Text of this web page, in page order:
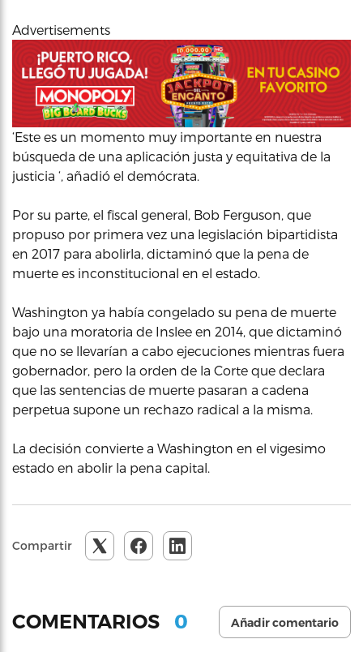
Advertisements
‘Este es un momento muy importante en nuestra
búsqueda de una aplicación justa y equitativa de la
justicia ‘, añadió el demócrata.
Por su parte, el fiscal general, Bob Ferguson, que
propuso por primera vez una legislación bipartidista
en 2017 para abolirla, dictaminó que la pena de
muerte es inconstitucional en el estado.
Washington ya había congelado su pena de muerte
bajo una moratoria de Inslee en 2014, que dictaminó
que no se llevarían a cabo ejecuciones mientras fuera
gobernador, pero la orden de la Corte que declara
que las sentencias de muerte pasaran a cadena
perpetua supone un rechazo radical a la misma.
La decisión convierte a Washington en el vigesimo
estado en abolir la pena capital.
Compartir
COMENTARIOS 0 Añadir comentario